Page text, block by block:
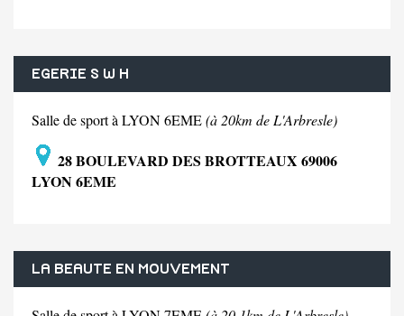
EGERIE S W H
Salle de sport à LYON 6EME(à 20km de L'Arbresle)
28 BOULEVARD DES BROTTEAUX 69006
LYON 6EME
LA BEAUTE EN MOUVEMENT